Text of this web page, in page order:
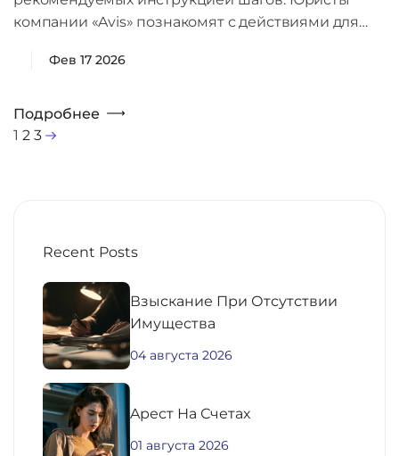
компании «Avis» познакомят с действиями для…
Фев 17 2026
Подробнее
1 2 3
Recent Posts
Взыскание При Отсутствии
Имущества
04 августа 2026
Aрест На Счетах
01 августа 2026